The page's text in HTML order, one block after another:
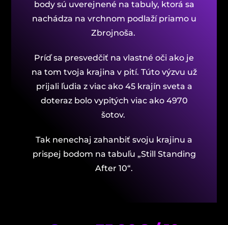
body sú uverejnené na tabuly, ktorá sa
nachádza na vrchnom podlaží priamo u
Zbrojnoša.
Príď sa presvedčiť na vlastné oči ako je
na tom tvoja krajina v pití. Túto výzvu už
prijali ľudia z viac ako 45 krajín sveta a
doteraz bolo vypitých viac ako 4970
šotov.
Tak nenechaj zahanbiť svoju krajinu a
prispej bodom na tabuľu „Still Standing
After 10“.